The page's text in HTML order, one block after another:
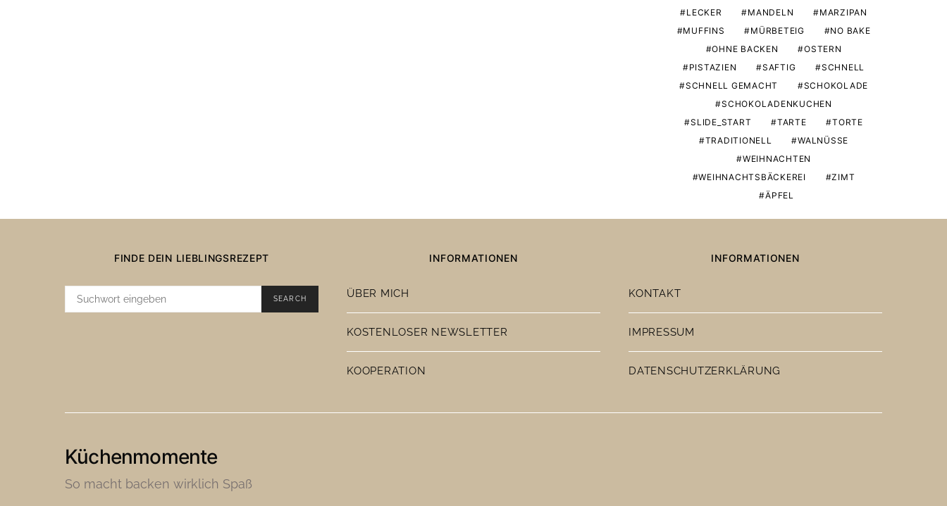
LECKER
MANDELN
MARZIPAN
MUFFINS
MÜRBETEIG
NO BAKE
OHNE BACKEN
OSTERN
PISTAZIEN
SAFTIG
SCHNELL
SCHNELL GEMACHT
SCHOKOLADE
SCHOKOLADENKUCHEN
SLIDE_START
TARTE
TORTE
TRADITIONELL
WALNÜSSE
WEIHNACHTEN
WEIHNACHTSBÄCKEREI
ZIMT
ÄPFEL
FINDE DEIN LIEBLINGSREZEPT
SUCHE
NACH:
SEARCH
INFORMATIONEN
ÜBER MICH
KOSTENLOSER NEWSLETTER
KOOPERATION
INFORMATIONEN
KONTAKT
IMPRESSUM
DATENSCHUTZERKLÄRUNG
Küchenmomente
So macht backen wirklich Spaß